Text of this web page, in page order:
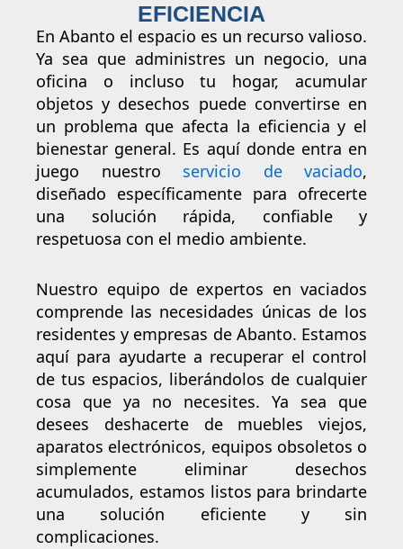
EFICIENCIA
En Abanto el espacio es un recurso valioso.
Ya sea que administres un negocio, una
oficina o incluso tu hogar, acumular
objetos y desechos puede convertirse en
un problema que afecta la eficiencia y el
bienestar general. Es aquí donde entra en
juego nuestro servicio de vaciado,
diseñado específicamente para ofrecerte
una solución rápida, confiable y
respetuosa con el medio ambiente.
Nuestro equipo de expertos en vaciados
comprende las necesidades únicas de los
residentes y empresas de Abanto. Estamos
aquí para ayudarte a recuperar el control
de tus espacios, liberándolos de cualquier
cosa que ya no necesites. Ya sea que
desees deshacerte de muebles viejos,
aparatos electrónicos, equipos obsoletos o
simplemente eliminar desechos
acumulados, estamos listos para brindarte
una solución eficiente y sin
complicaciones.